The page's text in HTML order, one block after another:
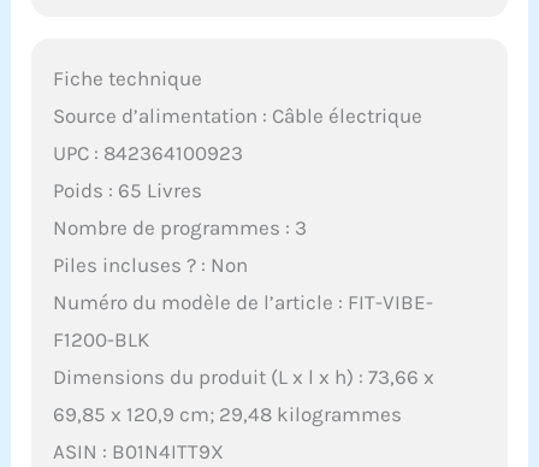
Fiche technique
Source d’alimentation : Câble électrique
UPC : 842364100923
Poids : 65 Livres
Nombre de programmes : 3
Piles incluses ? : Non
Numéro du modèle de l’article : FIT-VIBE-
F1200-BLK
Dimensions du produit (L x l x h) : 73,66 x
69,85 x 120,9 cm; 29,48 kilogrammes
ASIN : B01N4ITT9X